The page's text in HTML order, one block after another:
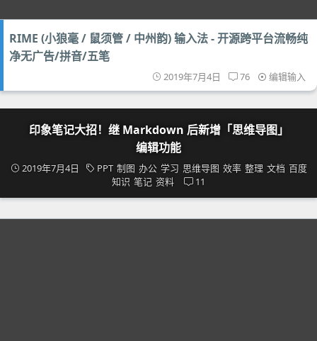
RIME (小狼毫 / 鼠须管 / 中州韵) 输入法 - 开源跨平台流畅纯
净无广告/拼音/五笔
2019年7月4日 76 编辑输入
印象笔记大招！继 Markdown 后新增「思维导图」
编辑功能
2019年7月4日 PPT 制图 办公 学习 思维导图 效率 整理 文档 百度
知识 笔记 资料 11